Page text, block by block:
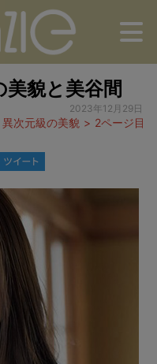
貌と美谷間
2023年12月29日
次元級の美貌 2ページ目